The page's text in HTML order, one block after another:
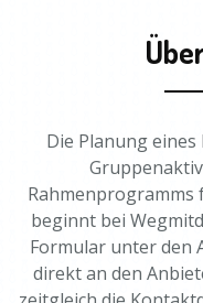
Die Planung
beginnt bei
Formular unter den
direkt an den